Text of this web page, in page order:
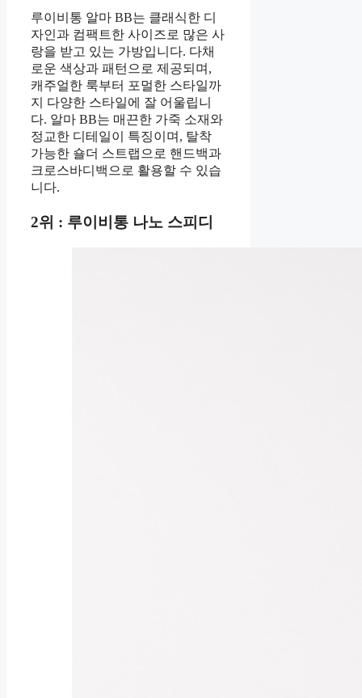
루이비통 알마 BB는 클래식한 디
자인과 컴팩트한 사이즈로 많은 사
랑을 받고 있는 가방입니다. 다채
로운 색상과 패턴으로 제공되며,
캐주얼한 룩부터 포멀한 스타일까
지 다양한 스타일에 잘 어울립니
다. 알마 BB는 매끈한 가죽 소재와
정교한 디테일이 특징이며, 탈착
가능한 숄더 스트랩으로 핸드백과
크로스바디백으로 활용할 수 있습
니다.
2위 : 루이비통 나노 스피디